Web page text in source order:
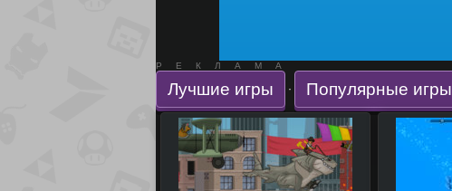
РЕКЛАМА
Лучшие игры · Популярные игры